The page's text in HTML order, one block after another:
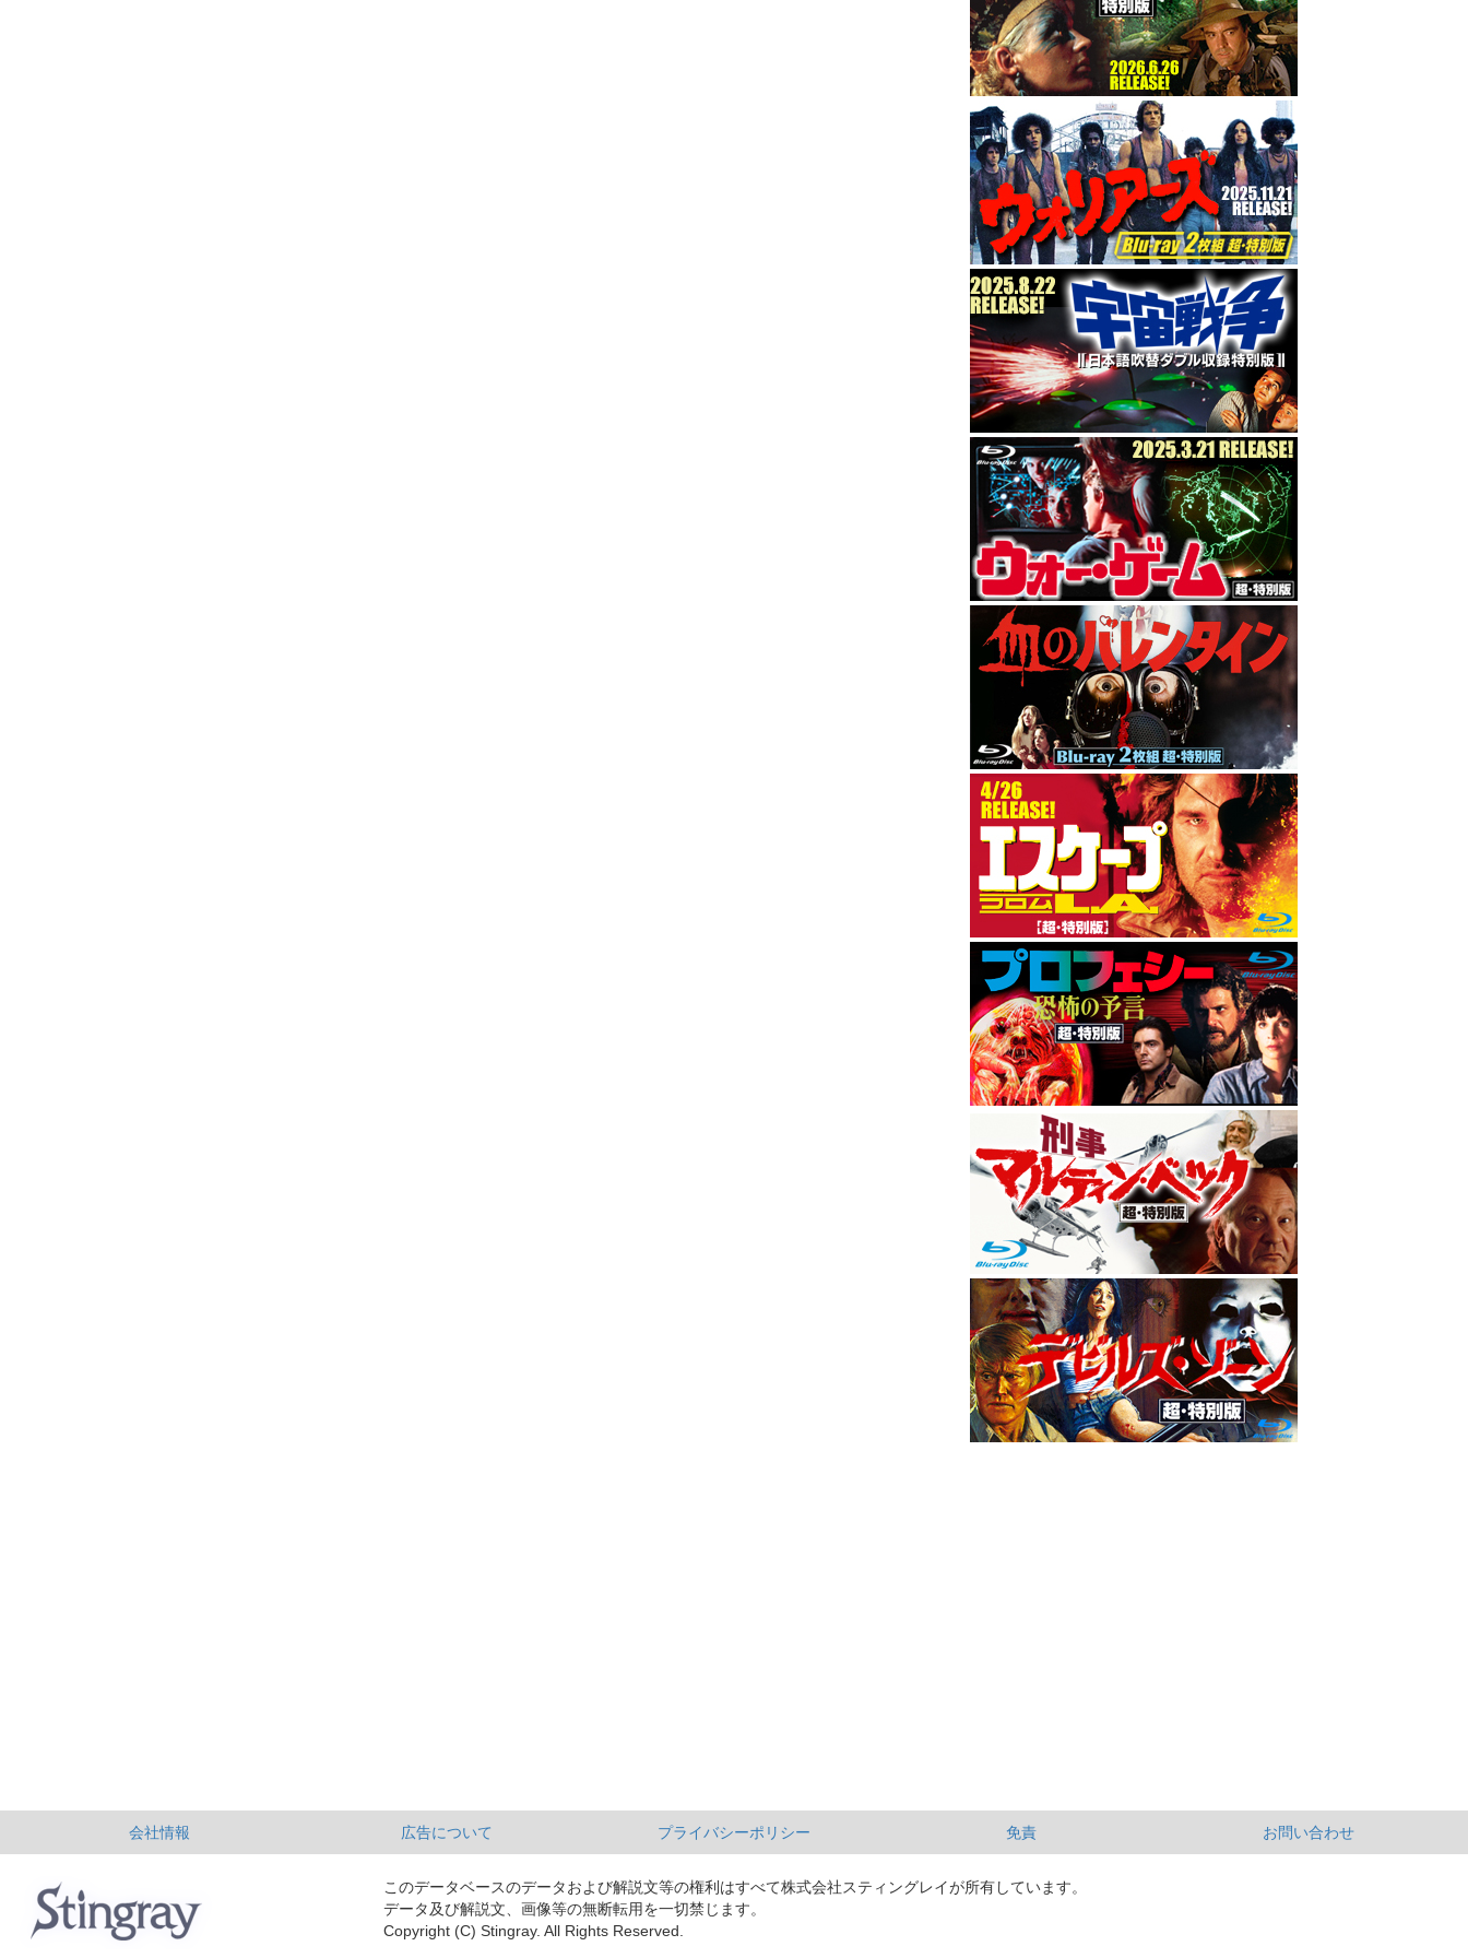
会社情報 広告について プライバシーポリシー 免責 お問い合わせ
このデータベースのデータおよび解説文等の権利はすべて株式会社スティングレイが所有しています。
データ及び解説文、画像等の無断転用を一切禁じます。
Copyright (C) Stingray. All Rights Reserved.